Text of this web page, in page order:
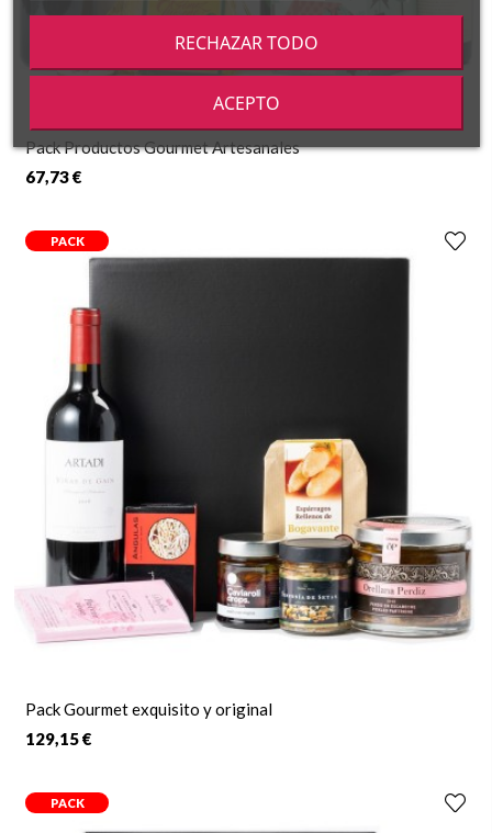
Pack Productos Gourmet Artesanales
67,73 €
PACK
Pack Gourmet exquisito y original
129,15 €
PACK
RECHAZAR TODO
ACEPTO